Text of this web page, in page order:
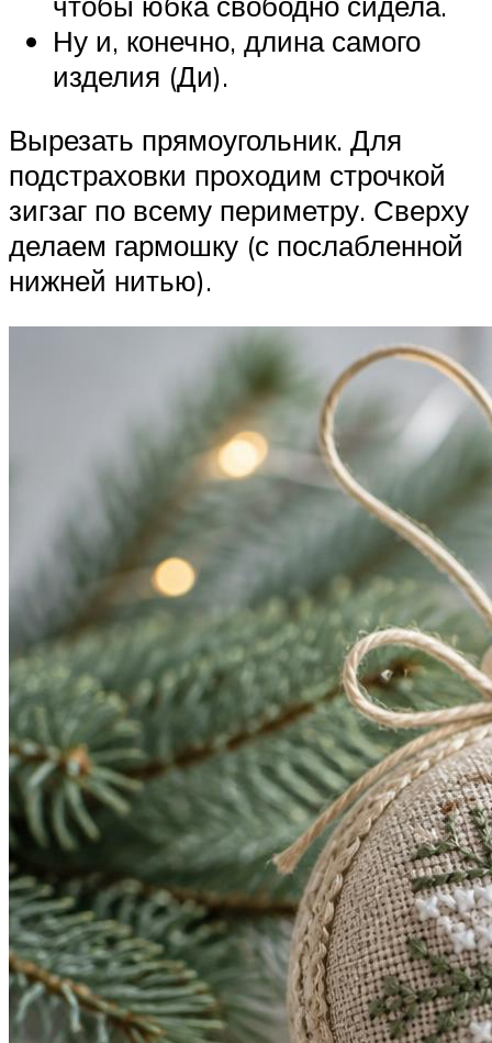
Ну и, конечно, длина самого
изделия (Ди).
Вырезать прямоугольник. Для
подстраховки проходим строчкой
зигзаг по всему периметру. Сверху
делаем гармошку (с послабленной
нижней нитью).